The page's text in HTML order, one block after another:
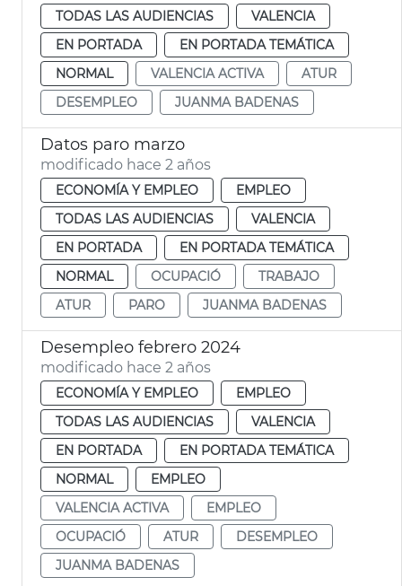
TODAS LAS AUDIENCIAS
VALENCIA
EN PORTADA
EN PORTADA TEMÁTICA
NORMAL
VALENCIA ACTIVA
ATUR
DESEMPLEO
JUANMA BADENAS
Datos paro marzo
modificado hace 2 años
ECONOMÍA Y EMPLEO
EMPLEO
TODAS LAS AUDIENCIAS
VALENCIA
EN PORTADA
EN PORTADA TEMÁTICA
NORMAL
OCUPACIÓ
TRABAJO
ATUR
PARO JUANMA BADENAS
Desempleo febrero 2024
modificado hace 2 años
ECONOMÍA Y EMPLEO
EMPLEO
TODAS LAS AUDIENCIAS
VALENCIA
EN PORTADA
EN PORTADA TEMÁTICA
NORMAL
EMPLEO
VALENCIA ACTIVA
EMPLEO
OCUPACIÓ
ATUR
DESEMPLEO
JUANMA BADENAS